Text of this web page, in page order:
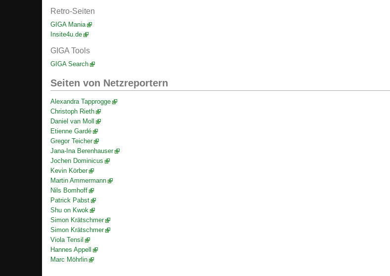
Retro-Seiten
GIGA Mania
Insite4u.de
GIGA Tools
GIGA Search
Seiten von Netzreportern
Alexandra Tapprogge
Christoph Rieth
Daniel van Moll
Etienne Gardé
Gregor Teicher
Jana-Ina Berenhauser
Jochen Dominicus
Kevin Körber
Martin Ammermann
Nils Bomhoff
Patrick Pabst
Shu on Kwok
Simon Krätschmer
Simon Krätschmer
Viola Tensil
Hannes Appell
Marc Möhrlin